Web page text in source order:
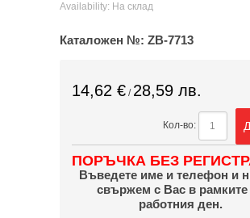
Availability: На склад
Каталожен №: ZB-7713
14,62 €/ 28,59 лв.
Кол-во:
ПОРЪЧКА БЕЗ
Въведете име и телефон и
свържем с Вас в рамките
работния ден.